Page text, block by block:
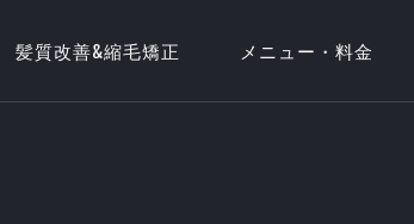
髪質改善&縮毛矯正 メニュー・料金